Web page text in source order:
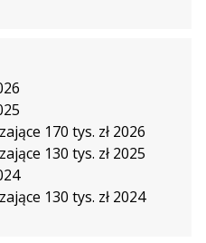
170 tys. zł 2026
130 tys. zł 2025
130 tys. zł 2024